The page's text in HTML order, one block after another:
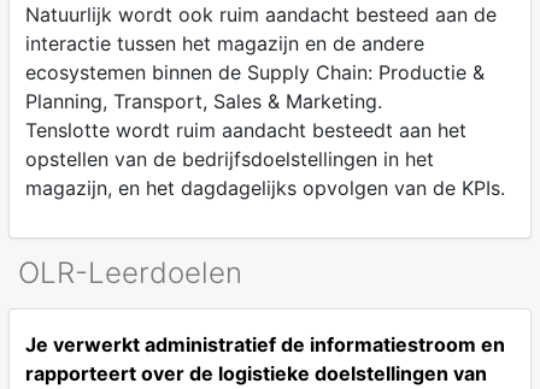
Natuurlijk wordt ook ruim aandacht besteed aan de
interactie tussen het magazijn en de andere
ecosystemen binnen de Supply Chain: Productie &
Planning, Transport, Sales & Marketing.
Tenslotte wordt ruim aandacht besteedt aan het
opstellen van de bedrijfsdoelstellingen in het
magazijn, en het dagdagelijks opvolgen van de KPIs.
OLR-Leerdoelen
Je verwerkt administratief de informatiestroom en
rapporteert over de logistieke doelstellingen van